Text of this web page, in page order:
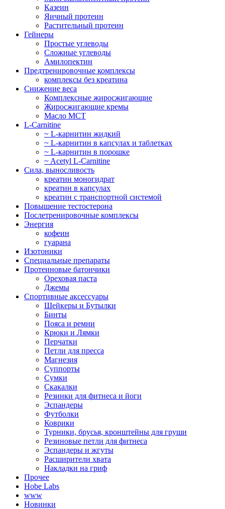
Казеин
Яичный протеин
Растительный протеин
Гейнеры
Простые углеводы
Сложные углеводы
Амилопектин
Предтренировочные комплексы
комплексы без креатина
Снижение веса
Комплексные жиросжигающие
Жиросжигающие кремы
Масло МСТ
L-Carnitine
~ L-карнитин жидкий
~ L-карнитин в капсулах и таблетках
~ L-карнитин в порошке
~ Acetyl L-Carnitine
Сила, выносливость
креатин моногидрат
креатин в капсулах
креатин с транспортной системой
Повышение тестостерона
Послетренировочные комплексы
Энергия
кофеин
гуарана
Изотоники
Специальные препараты
Протеиновые батончики
Ореховая паста
Джемы
Спортивные аксессуары
Шейкеры и Бутылки
Бинты
Пояса и ремни
Крюки и Лямки
Перчатки
Петли для пресса
Магнезия
Суппорты
Сумки
Скакалки
Резинки для фитнеса и йоги
Эспандеры
Футболки
Коврики
Турники, брусья, кронштейны для груши
Резиновые петли для фитнеса
Эспандеры и жгуты
Расширители хвата
Накладки на гриф
Прочее
Hobe Labs
www
Новинки